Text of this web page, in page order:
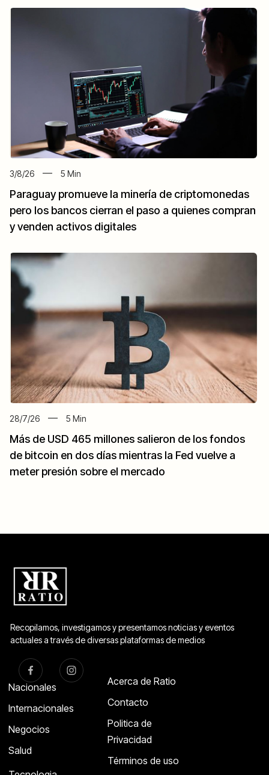
3/8/26 5 Min
Paraguay promueve la minería de criptomonedas
pero los bancos cierran el paso a quienes compran
y venden activos digitales
28/7/26 5 Min
Más de USD 465 millones salieron de los fondos
de bitcoin en dos días mientras la Fed vuelve a
meter presión sobre el mercado
Recopilamos, investigamos y presentamos noticias y eventos
actuales a través de diversas plataformas de medios
Nacionales
Internacionales
Negocios
Salud
Acerca de Ratio
Contacto
Politica de
Privacidad
Términos de uso